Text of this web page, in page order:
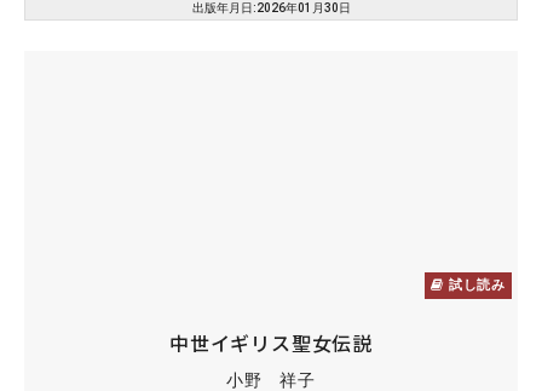
出版年月日:2026年01月30日
試し読み
中世イギリス聖女伝説
小野 祥子